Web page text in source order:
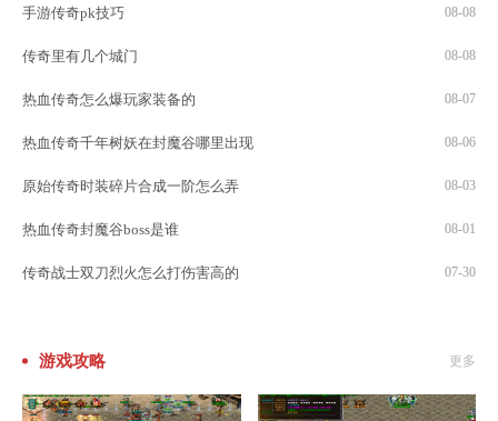
手游传奇pk技巧 08-08
传奇里有几个城门 08-08
热血传奇怎么爆玩家装备的 08-07
热血传奇千年树妖在封魔谷哪里出现 08-06
原始传奇时装碎片合成一阶怎么弄 08-03
热血传奇封魔谷boss是谁 08-01
传奇战士双刀烈火怎么打伤害高的 07-30
游戏攻略 更多